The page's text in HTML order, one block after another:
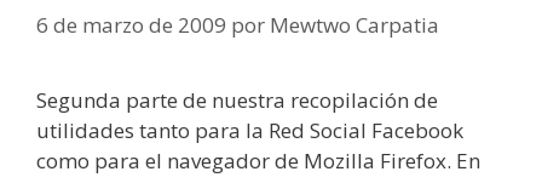
6 de marzo de 2009 por Mewtwo Carpatia
Segunda parte de nuestra recopilación de
utilidades tanto para la Red Social Facebook
como para el navegador de Mozilla Firefox. En